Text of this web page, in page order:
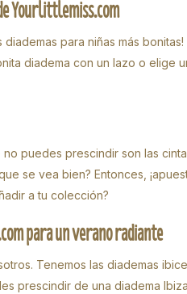
Yourlittlemiss.com
para niñas más
diadema con un lazo o elige
puedes prescindir son las
se vea bien? Entonces,
a tu colección?
para un verano radiante
Tenemos las diademas
prescindir de una diadema